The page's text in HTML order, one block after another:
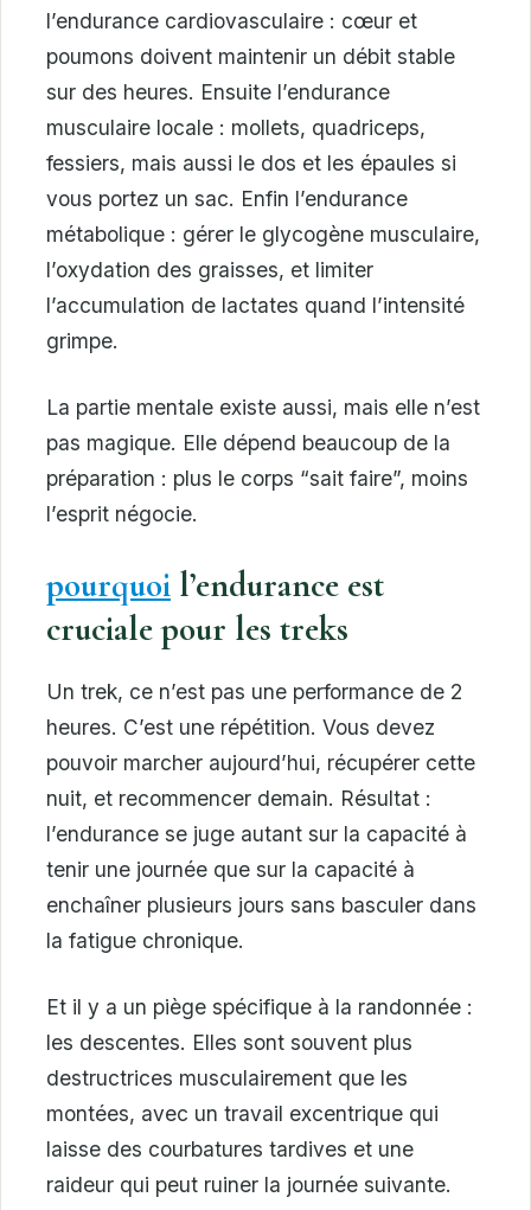
l’endurance cardiovasculaire : cœur et
poumons doivent maintenir un débit stable
sur des heures. Ensuite l’endurance
musculaire locale : mollets, quadriceps,
fessiers, mais aussi le dos et les épaules si
vous portez un sac. Enfin l’endurance
métabolique : gérer le glycogène musculaire,
l’oxydation des graisses, et limiter
l’accumulation de lactates quand l’intensité
grimpe.
La partie mentale existe aussi, mais elle n’est
pas magique. Elle dépend beaucoup de la
préparation : plus le corps “sait faire”, moins
l’esprit négocie.
pourquoi l’endurance est
cruciale pour les treks
Un trek, ce n’est pas une performance de 2
heures. C’est une répétition. Vous devez
pouvoir marcher aujourd’hui, récupérer cette
nuit, et recommencer demain. Résultat :
l’endurance se juge autant sur la capacité à
tenir une journée que sur la capacité à
enchaîner plusieurs jours sans basculer dans
la fatigue chronique.
Et il y a un piège spécifique à la randonnée :
les descentes. Elles sont souvent plus
destructrices musculairement que les
montées, avec un travail excentrique qui
laisse des courbatures tardives et une
raideur qui peut ruiner la journée suivante.